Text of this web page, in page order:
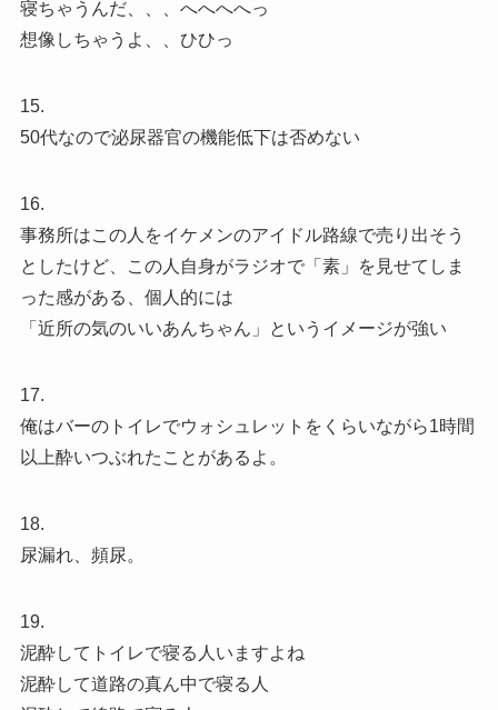
寝ちゃうんだ、、、へへへへっ
想像しちゃうよ、、ひひっ
15.
50代なので泌尿器官の機能低下は否めない
16.
事務所はこの人をイケメンのアイドル路線で売り出そう
としたけど、この人自身がラジオで「素」を見せてしま
った感がある、個人的には
「近所の気のいいあんちゃん」というイメージが強い
17.
俺はバーのトイレでウォシュレットをくらいながら1時間
以上酔いつぶれたことがあるよ。
18.
尿漏れ、頻尿。
19.
泥酔してトイレで寝る人いますよね
泥酔して道路の真ん中で寝る人